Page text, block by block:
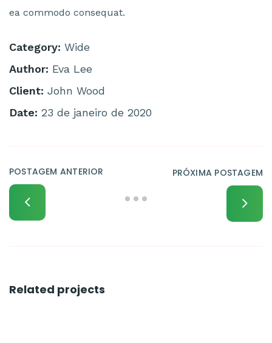
ea commodo consequat.
Category: Wide
Author: Eva Lee
Client: John Wood
Date: 23 de janeiro de 2020
POSTAGEM ANTERIOR PRÓXIMA POSTAGEM
Related projects